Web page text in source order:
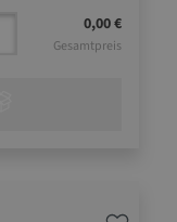
0,00 €
Gesamtpreis